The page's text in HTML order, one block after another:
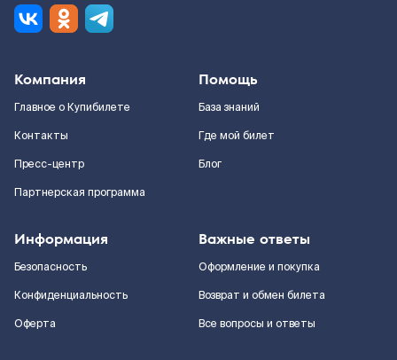
Компания
Главное о Купибилете
Контакты
Пресс-центр
Партнерская программа
Помощь
База знаний
Где мой билет
Блог
Информация
Безопасность
Конфиденциальность
Оферта
Важные ответы
Оформление и покупка
Возврат и обмен билета
Все вопросы и ответы